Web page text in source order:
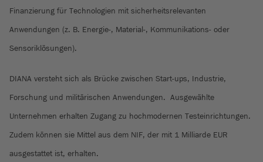
Finanzierung für Technologien mit sicherheitsrelevanten
Anwendungen (z. B. Energie-, Material-, Kommunikations- oder
Sensoriklösungen).
DIANA versteht sich als Brücke zwischen Start-ups, Industrie,
Forschung und militärischen Anwendungen. Ausgewählte
Unternehmen erhalten Zugang zu hochmodernen Testeinrichtungen.
Zudem können sie Mittel aus dem NIF, der mit 1 Milliarde EUR
ausgestattet ist, erhalten.